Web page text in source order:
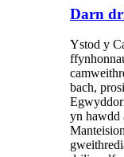
Darn
Ystod y
bach,
yn hawdd